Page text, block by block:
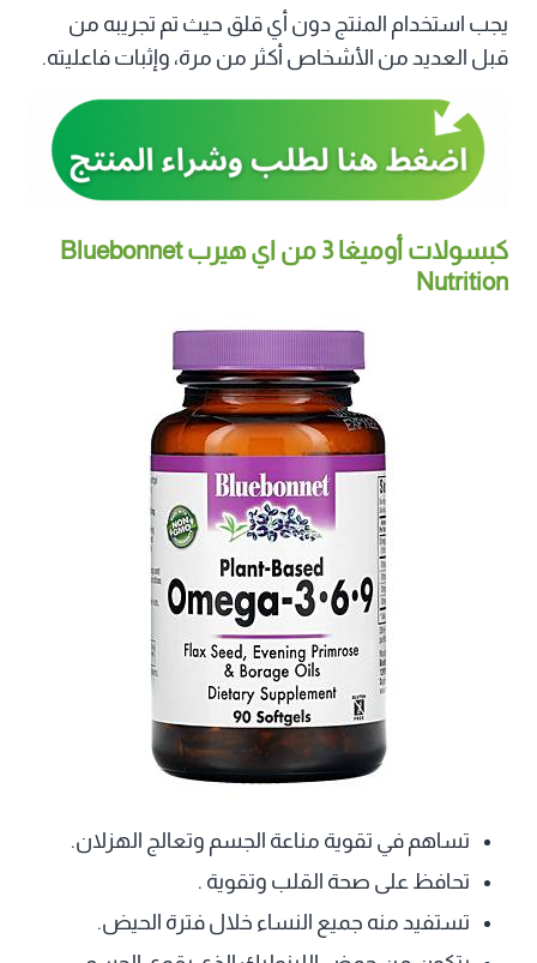
يجب استخدام المنتج دون أي قلق حيث تم تجريبه من
قبل العديد من الأشخاص أكثر من مرة، وإثبات فاعليته.
كبسولات أوميغا 3 من اي هيرب Bluebonnet
Nutrition
تساهم في تقوية مناعة الجسم وتعالج الهزلان.
تحافظ على صحة القلب وتقوية .
تستفيد منه جميع النساء خلال فترة الحيض.